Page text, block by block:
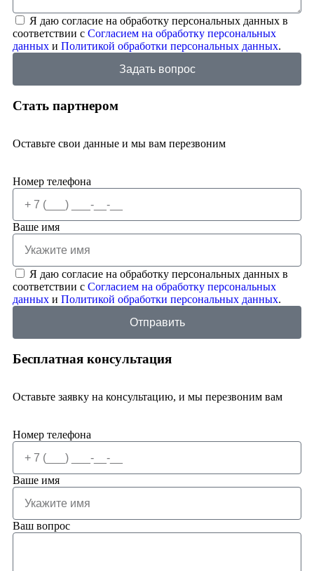
Я даю согласие на обработку персональных данных в
соответствии с Согласием на обработку персональных
данных и Политикой обработки персональных данных.
Задать вопрос
Стать партнером
Оставьте свои данные и мы вам перезвоним
Номер телефона
Ваше имя
Я даю согласие на обработку персональных данных в
соответствии с Согласием на обработку персональных
данных и Политикой обработки персональных данных.
Отправить
Бесплатная консультация
Оставьте заявку на консультацию, и мы перезвоним вам
Номер телефона
Ваше имя
Ваш вопрос